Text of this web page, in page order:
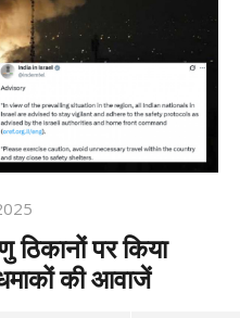
ठिकानों पर किया
की आवाजें